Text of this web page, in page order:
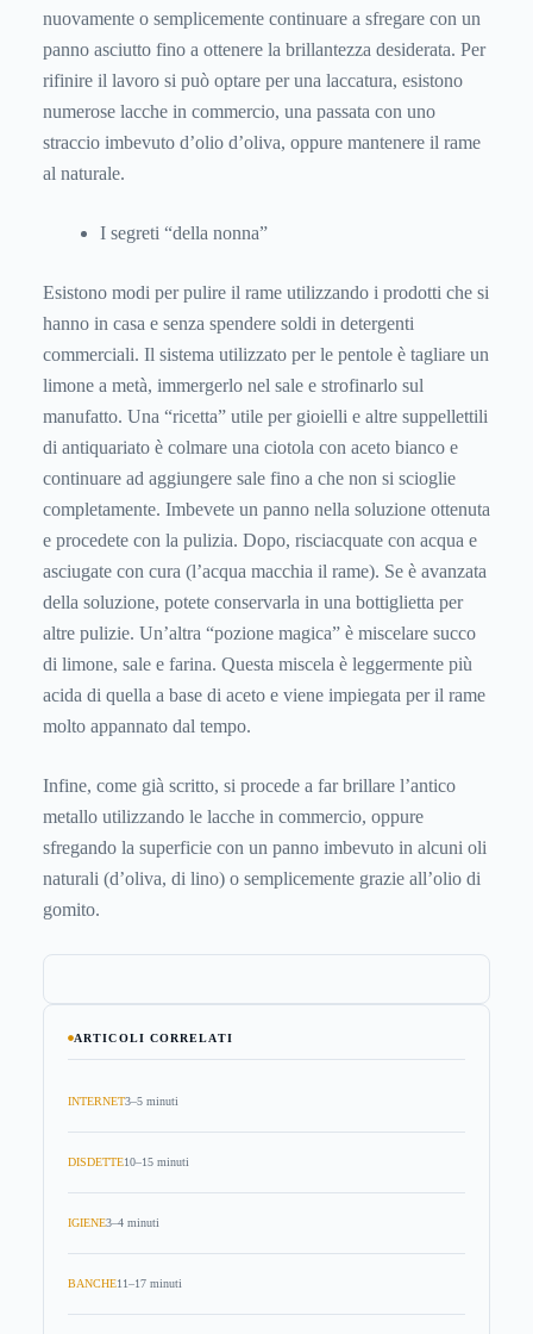
nuovamente o semplicemente continuare a sfregare con un
panno asciutto fino a ottenere la brillantezza desiderata. Per
rifinire il lavoro si può optare per una laccatura, esistono
numerose lacche in commercio, una passata con uno
straccio imbevuto d’olio d’oliva, oppure mantenere il rame
al naturale.
I segreti “della nonna”
Esistono modi per pulire il rame utilizzando i prodotti che si
hanno in casa e senza spendere soldi in detergenti
commerciali. Il sistema utilizzato per le pentole è tagliare un
limone a metà, immergerlo nel sale e strofinarlo sul
manufatto. Una “ricetta” utile per gioielli e altre suppellettili
di antiquariato è colmare una ciotola con aceto bianco e
continuare ad aggiungere sale fino a che non si scioglie
completamente. Imbevete un panno nella soluzione ottenuta
e procedete con la pulizia. Dopo, risciacquate con acqua e
asciugate con cura (l’acqua macchia il rame). Se è avanzata
della soluzione, potete conservarla in una bottiglietta per
altre pulizie. Un’altra “pozione magica” è miscelare succo
di limone, sale e farina. Questa miscela è leggermente più
acida di quella a base di aceto e viene impiegata per il rame
molto appannato dal tempo.
Infine, come già scritto, si procede a far brillare l’antico
metallo utilizzando le lacche in commercio, oppure
sfregando la superficie con un panno imbevuto in alcuni oli
naturali (d’oliva, di lino) o semplicemente grazie all’olio di
gomito.
ARTICOLI CORRELATI
INTERNET3–5 minuti
DISDETTE10–15 minuti
IGIENE3–4 minuti
BANCHE11–17 minuti